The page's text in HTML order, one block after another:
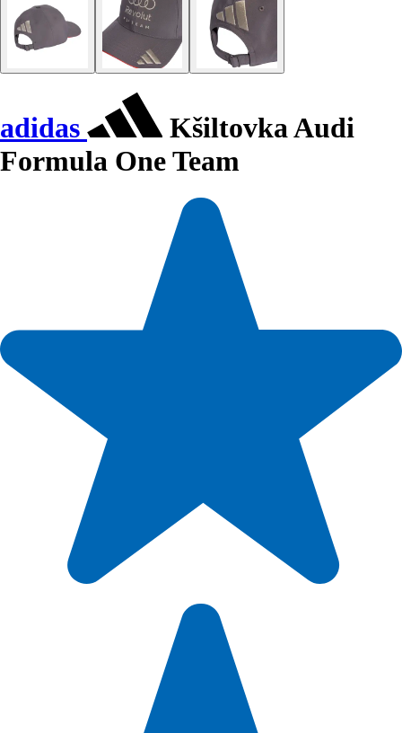
adidas
Kšiltovka Audi
Formula One Team